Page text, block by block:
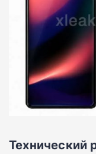
Технический